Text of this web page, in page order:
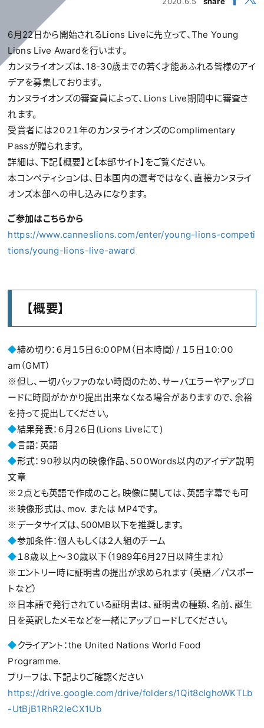
6月22日から開始されるLions Liveに先立って、The Young
Lions Live Awardを行います。
カンヌライオンズは、18-30歳までの若く才能あふれる皆様のアイ
デアを募集しております。
カンヌライオンズの審査員によって、Lions Live期間中に審査さ
れます。
受賞者には２０２１年のカンヌライオンズのComplimentary
Passが贈られます。
詳細は、下記【概要】と【本部サイト】をご覧ください。
本コンペティションは、日本国内の選考ではなく、直接カンヌライ
オンズ本部への申し込みになります。
ご参加はこちらから
https://www.canneslions.com/enter/young-lions-competi
tions/young-lions-live-award
【概要】
◆締め切り：６月１５日６:００PM（日本時間）/ １５日１０:００
am（GMT）
※但し、一切バッファのない時間のため、サーバエラーやアップロ
ードに時間がかかり提出出来なくなる場合がありますので、余裕
を持って提出してください。
◆結果発表：６月２６日(Lions Liveにて)
◆言語：英語
◆形式：９０秒以内の映像作品、５００Words以内のアイデア説明
文章
※２点とも英語で作成のこと。映像に関しては、英語字幕でも可
※映像形式は、mov. または MP4です。
※データサイズは、500MB以下を推奨します。
◆参加条件：個人もしくは２人組のチーム
◆１８歳以上～３０歳以下（1989年6月27日以降生まれ）
※エントリー時に証明書の提出が求められます（英語／パスポー
トなど）
※日本語で発行されている証明書は、証明書の種類、名前、誕生
日を英訳したメモなどを一緒にアップロードしてください。
◆クライアント：the United Nations World Food
Programme.
ブリーフは、下記よりご確認ください
https://drive.google.com/drive/folders/1Qit8cIghoWKTLb
-UtBjB1RhR2leCX1Ub